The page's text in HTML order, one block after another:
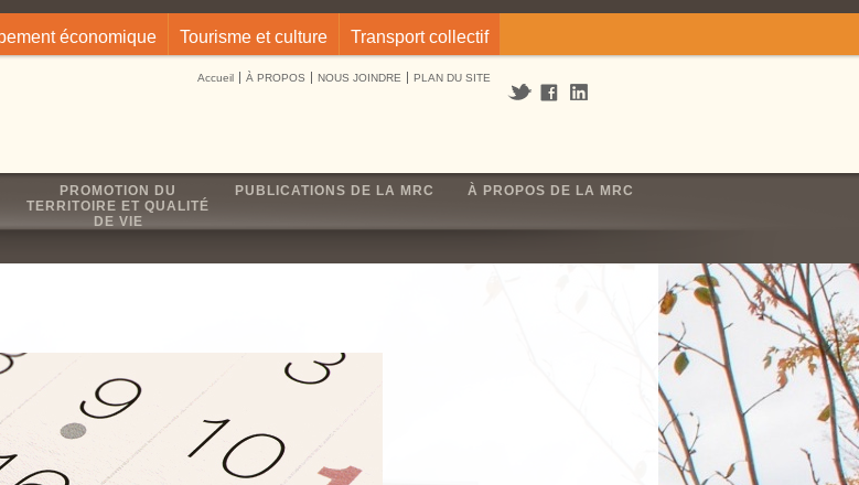
économique Tourisme et culture Transport collectif
Accueil À PROPOS NOUS JOINDRE PLAN DU SITE
PROMOTION DU
TERRITOIRE ET QUALITÉ
DE VIE
PUBLICATIONS DE LA MRC À PROPOS DE LA MRC